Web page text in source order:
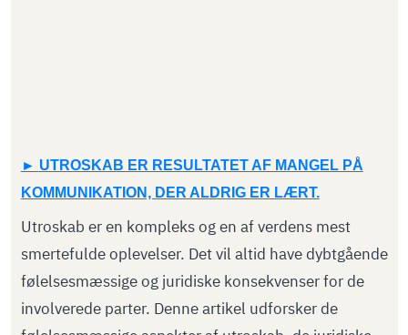
UTROSKAB ER RESULTATET AF MANGEL PÅ
KOMMUNIKATION, DER ALDRIG ER LÆRT.
Utroskab er en kompleks og en af verdens mest
smertefulde oplevelser. Det vil altid have dybtgående
følelsesmæssige og juridiske konsekvenser for de
involverede parter. Denne artikel udforsker de